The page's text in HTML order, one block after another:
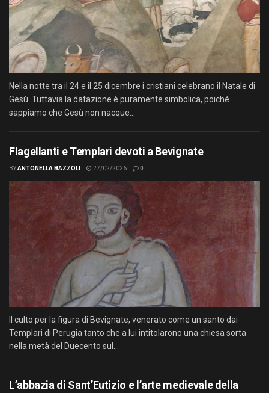
Nella notte tra il 24 e il 25 dicembre i cristiani celebrano il Natale di
Gesù. Tuttavia la datazione è puramente simbolica, poiché
sappiamo che Gesù non nacque...
Flagellanti e Templari devoti a Bevignate
BYANTONELLA BAZZOLI 27/02/2026 0
Il culto per la figura di Bevignate, venerato come un santo dai
Templari di Perugia tanto che a lui intitolarono una chiesa sorta
nella metà del Duecento sul...
L’abbazia di Sant’Eutizio e l’arte medievale della